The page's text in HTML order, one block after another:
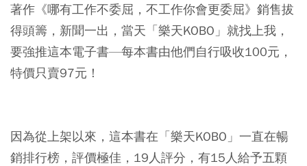
著作《哪有工作不委屈，不工作你會更委屈》銷售拔
得頭籌，新聞一出，當天「樂天KOBO」就找上我，
要強推這本電子書—每本書由他們自行吸收100元，
特價只賣97元！
因為從上架以來，這本書在「樂天KOBO」一直在暢
銷排行榜，評價極佳，19人評分，有15人給予五顆